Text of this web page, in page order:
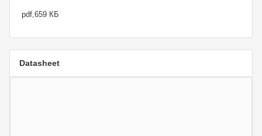
pdf,659 КБ
Datasheet